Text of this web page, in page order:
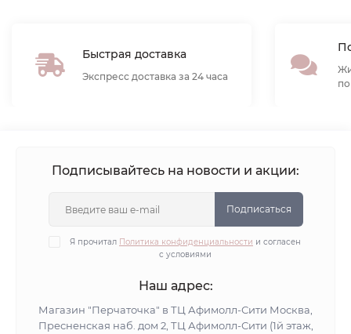
Быстрая доставка
Экспресс доставка за 24 часа
Подписывайтесь на новости и акции:
Подписаться
Я прочитал Политика конфиденциальности и согласен
с условиями
Наш адрес:
Магазин "Перчаточка" в ТЦ Афимолл-Сити Москва,
Пресненская наб. дом 2, ТЦ Афимолл-Сити (1й этаж,